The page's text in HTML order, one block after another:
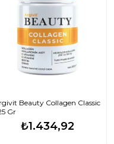
Beauty Collagen Classic
Gr
₺1.434,92